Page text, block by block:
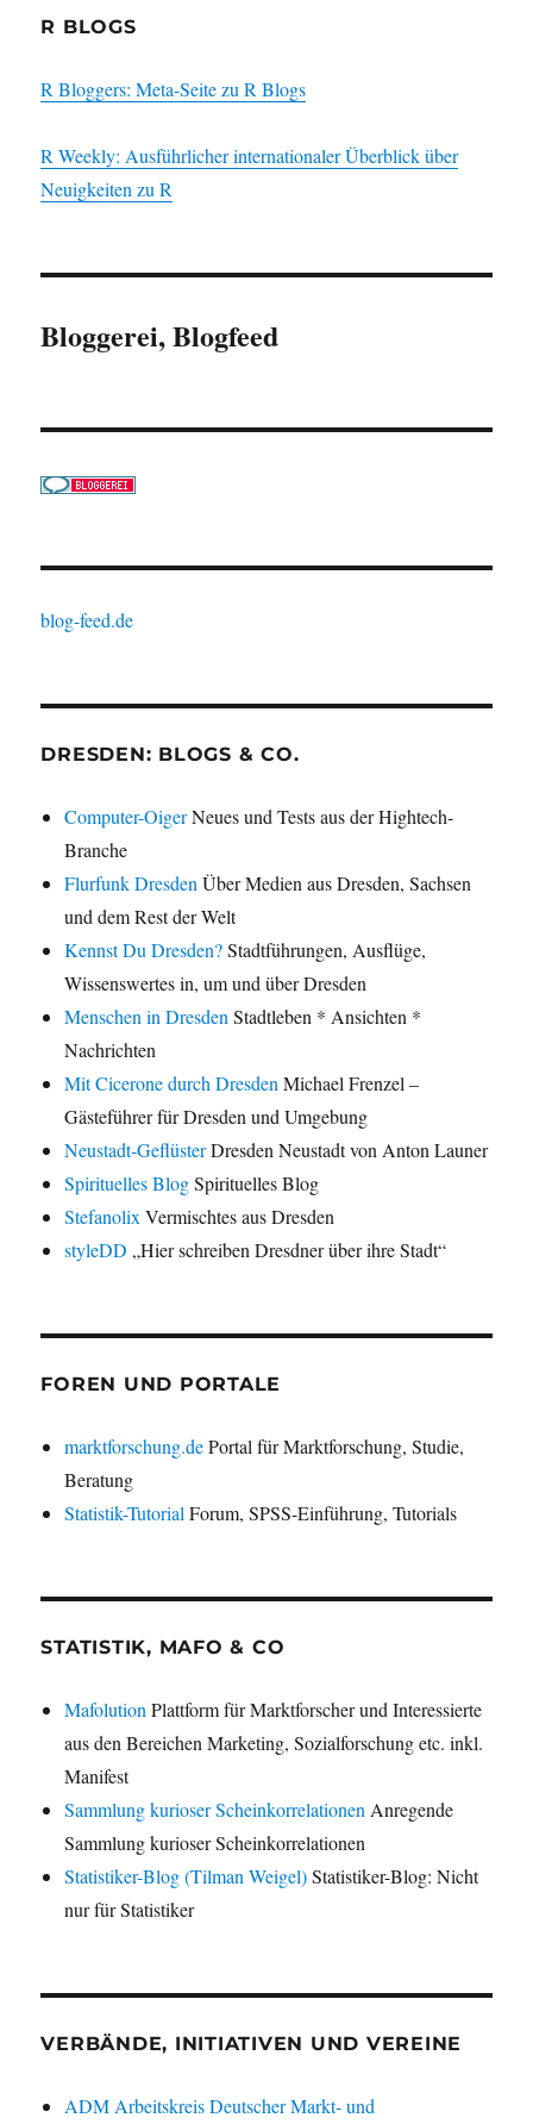
R BLOGS
R Bloggers: Meta-Seite zu R Blogs
R Weekly: Ausführlicher internationaler Überblick über
Neuigkeiten zu R
Bloggerei, Blogfeed
blog-feed.de
DRESDEN: BLOGS & CO.
Computer-OigerNeues und Tests aus der Hightech-
Branche
Flurfunk Dresden Über Medien aus Dresden, Sachsen
und dem Rest der Welt
Kennst Du Dresden?Stadtführungen, Ausflüge,
Wissenswertes in, um und über Dresden
Menschen in Dresden Stadtleben * Ansichten *
Nachrichten
Mit Cicerone durch Dresden Michael Frenzel –
Gästeführer für Dresden und Umgebung
Neustadt-GeflüsterDresden Neustadt von Anton Launer
Spirituelles BlogSpirituelles Blog
Stefanolix Vermischtes aus Dresden
styleDD „Hier schreiben Dresdner über ihre Stadt“
FOREN UND PORTALE
marktforschung.dePortal für Marktforschung, Studie,
Beratung
Statistik-Tutorial Forum, SPSS-Einführung, Tutorials
STATISTIK, MAFO & CO
Mafolution Plattform für Marktforscher und Interessierte
aus den Bereichen Marketing, Sozialforschung etc. inkl.
Manifest
Sammlung kurioser Scheinkorrelationen Anregende
Sammlung kurioser Scheinkorrelationen
Statistiker-Blog (Tilman Weigel)Statistiker-Blog: Nicht
nur für Statistiker
VERBÄNDE, INITIATIVEN UND VEREINE
ADM Arbeitskreis Deutscher Markt- und